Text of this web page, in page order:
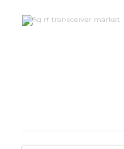
5G RF Transceiver
Market Size,
Application